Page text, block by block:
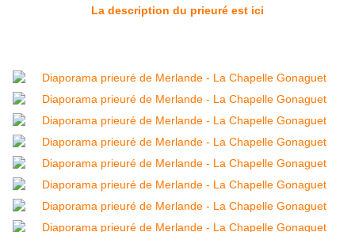
La description du prieuré est ici